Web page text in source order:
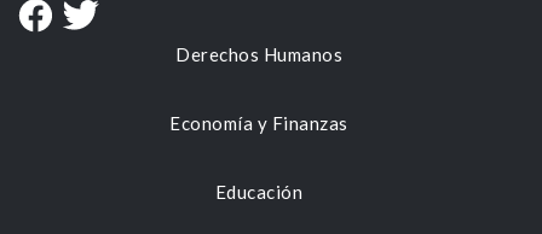
Derechos Humanos
Economía y Finanzas
Educación